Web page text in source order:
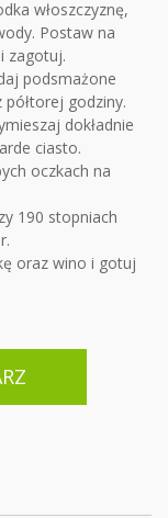
włoszczyznę,
Postaw na
zagotuj.
podsmażone
godziny.
dokładnie
ciasto.
oczkach na
190 stopniach
oraz wino i gotuj